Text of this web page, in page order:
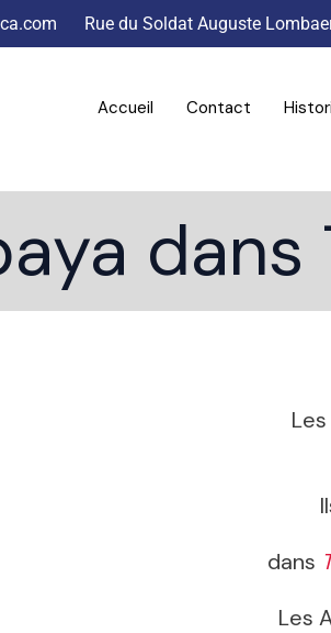
Rue du Soldat Auguste
Accueil Contact
dans
dans
Les